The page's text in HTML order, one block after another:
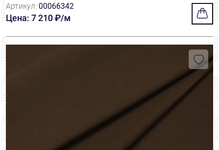
Артикул: 00066342
Цена: 7 210 ₽/м